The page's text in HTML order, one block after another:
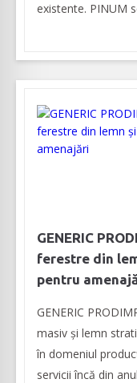
existente. PINUM
GENERIC
ferestre din
pentru
GENERIC
masiv şi lemn
în domeniul
servicii încă din